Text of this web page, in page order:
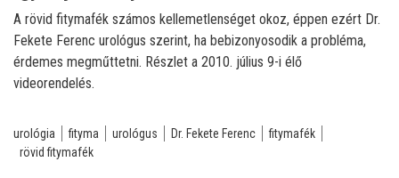
A rövid fitymafék számos kellemetlenséget okoz, éppen ezért Dr.
Fekete Ferenc urológus szerint, ha bebizonyosodik a probléma,
érdemes megműttetni. Részlet a 2010. július 9-i élő
videorendelés.
urológia fityma urológus Dr. Fekete Ferenc
fitymafék
rövid fitymafék